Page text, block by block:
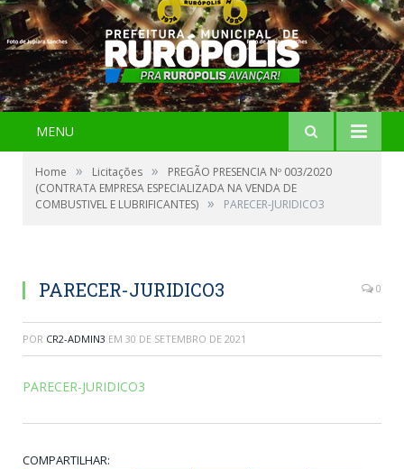
MENU
Home » Licitações »
PREGÃO PRESENCIA Nº 003/2020
(CONTRATA EMPRESA ESPECIALIZADA NA VENDA DE
COMBUSTIVEL E LUBRIFICANTES) » PARECER-JURIDICO3
PARECER-JURIDICO3 0
POR CR2-ADMIN3 EM 30 DE SETEMBRO DE 2021
PARECER-JURIDICO3
COMPARTILHAR: